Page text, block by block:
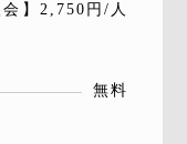
会】2,750円/人
無料